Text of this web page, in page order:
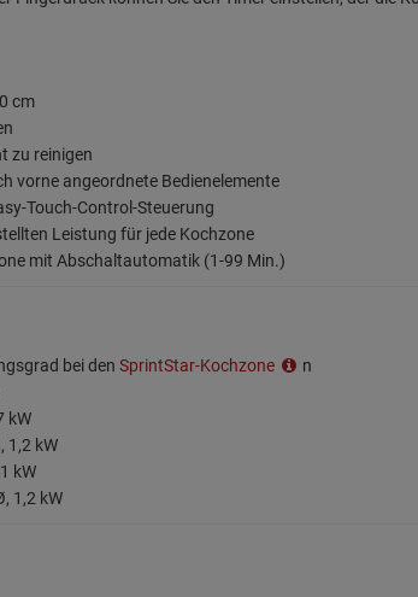
cm
zu reinigen
vorne angeordnete Bedienelemente
Touch-Control-Steuerung
Leistung für jede Kochzone
mit Abschaltautomatik (1-99 Min.)
bei den SprintStar-Kochzone
n
kW
1,2 kW
kW
1,2 kW